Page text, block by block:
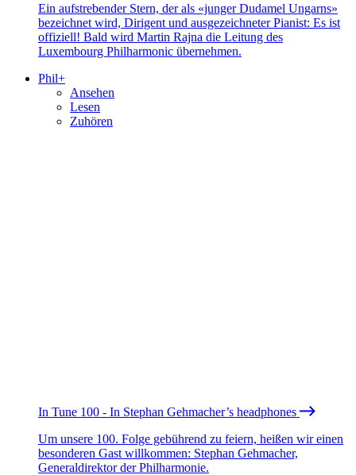
Ein aufstrebender Stern, der als «junger Dudamel Ungarns»
bezeichnet wird, Dirigent und ausgezeichneter Pianist: Es ist
offiziell! Bald wird Martin Rajna die Leitung des
Luxembourg Philharmonic übernehmen.
Phil+
Ansehen
Lesen
Zuhören
In Tune 100 - In Stephan Gehmacher’s headphones
Um unsere 100. Folge gebührend zu feiern, heißen wir einen
besonderen Gast willkommen: Stephan Gehmacher,
Generaldirektor der Philharmonie.